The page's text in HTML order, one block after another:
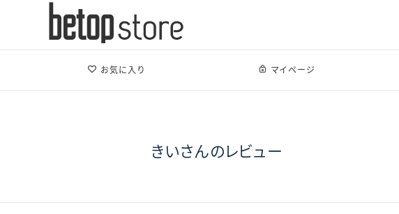
お気に入り マイページ
きいさんのレビュー